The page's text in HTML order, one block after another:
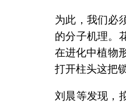
为此，我们必
的分子机理。
在进化中植物
打开柱头这把
刘晨等发现，